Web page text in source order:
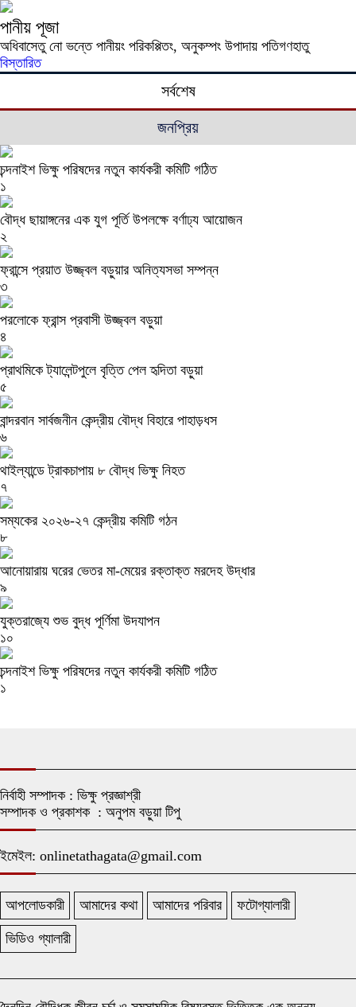
পানীয় পূজা
অধিবাসেতু নো ভন্তে পানীয়ং পরিকপ্পিতং, অনুকম্পং উপাদায় পতিগণহাতু
বিস্তারিত
সর্বশেষ
জনপ্রিয়
চন্দনাইশ ভিক্ষু পরিষদের নতুন কার্যকরী কমিটি গঠিত
১
বৌদ্ধ ছায়াঙ্গনের এক যুগ পূর্তি উপলক্ষে বর্ণাঢ্য আয়োজন
২
ফ্রান্সে প্রয়াত উজ্জ্বল বড়ুয়ার অনিত্যসভা সম্পন্ন
৩
পরলোকে ফ্রান্স প্রবাসী উজ্জ্বল বড়ুয়া
৪
প্রাথমিকে ট্যালেন্টপুলে বৃত্তি পেল হৃদিতা বড়ুয়া
৫
বান্দরবান সার্বজনীন কেন্দ্রীয় বৌদ্ধ বিহারে পাহাড়ধস
৬
থাইল্যান্ডে ট্রাকচাপায় ৮ বৌদ্ধ ভিক্ষু নিহত
৭
সম্যকের ২০২৬-২৭ কেন্দ্রীয় কমিটি গঠন
৮
আনোয়ারায় ঘরের ভেতর মা-মেয়ের রক্তাক্ত মরদেহ উদ্ধার
৯
যুক্তরাজ্যে শুভ বুদ্ধ পূর্ণিমা উদযাপন
১০
চন্দনাইশ ভিক্ষু পরিষদের নতুন কার্যকরী কমিটি গঠিত
১
নির্বাহী সম্পাদক : ভিক্ষু প্রজ্ঞাশ্রী
সম্পাদক ও প্রকাশক : অনুপম বড়ুয়া টিপু
ইমেইল: onlinetathagata@gmail.com
আপলোডকারী আমাদের কথা আমাদের পরিবার ফটোগ্যালারী
ভিডিও গ্যালারী